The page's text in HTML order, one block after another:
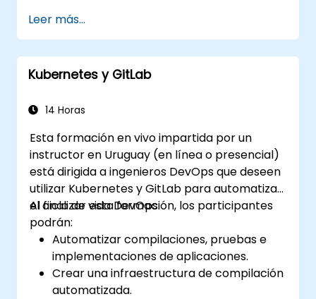
utilizando grupos y espacios de nombres.
Colaborar en código, incidencias (issues)
y documentación con Markdown y
herramientas de GitLab.
versiones y configuraciones seguras en
Leer más...
Kubernetes y GitLab
14 Horas
Esta formación en vivo impartida por un
instructor en Uruguay (en línea o presencial)
está dirigida a ingenieros DevOps que deseen
utilizar Kubernetes y GitLab para automatizar
el ciclo de vida DevOps.
Al finalizar esta formación, los participantes
podrán:
Automatizar compilaciones, pruebas e
implementaciones de aplicaciones.
Crear una infraestructura de compilación
automatizada.